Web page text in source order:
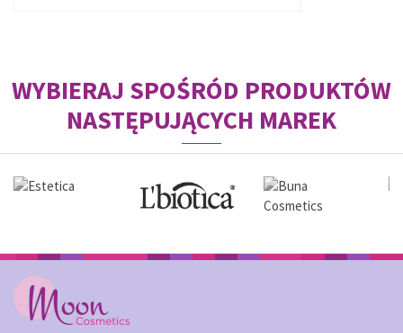
WYBIERAJ SPOŚRÓD PRODUKTÓW
NASTĘPUJĄCYCH MAREK